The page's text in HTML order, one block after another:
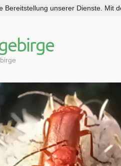
Bereitstellung unserer Dienste. Mit